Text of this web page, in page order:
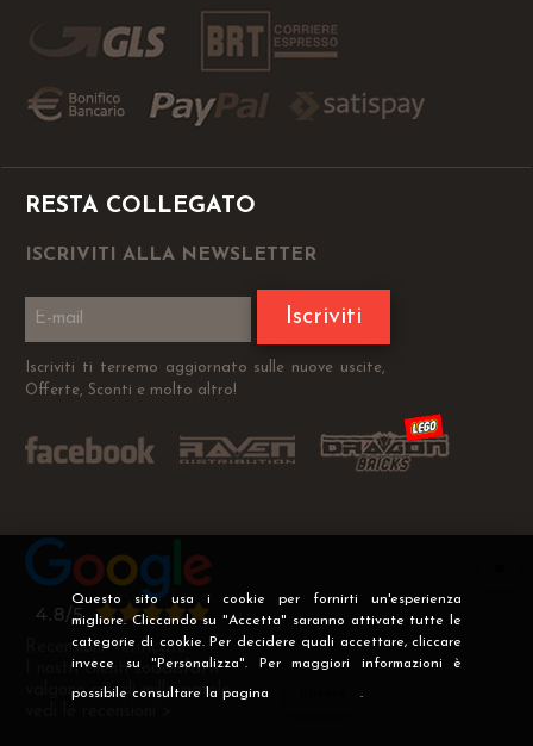
Questo sito usa i cookie per fornirti un'esperienza
migliore. Cliccando su "Accetta" saranno attivate tutte le
categorie di cookie. Per decidere quali accettare, cliccare
invece su "Personalizza". Per maggiori informazioni è
possibile consultare la pagina .
RESTA COLLEGATO
ISCRIVITI ALLA NEWSLETTER
Iscriviti
Iscriviti ti terremo aggiornato sulle nuove uscite,
Offerte, Sconti e molto altro!
Recensioni Verificate
I nostri clienti soddisfatti
valgono più di mille parole